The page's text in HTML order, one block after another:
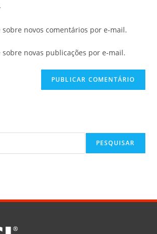
novos comentários por e-mail.
novas publicações por e-mail.
PESQUISAR